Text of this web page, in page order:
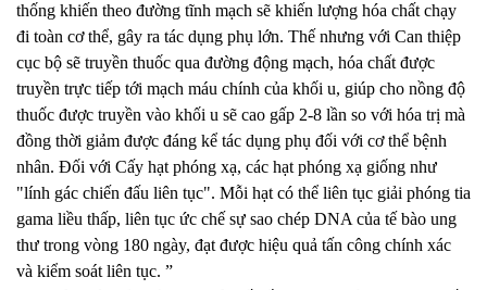
thống khiến theo đường tĩnh mạch sẽ khiến lượng hóa chất chạy
đi toàn cơ thể, gây ra tác dụng phụ lớn. Thế nhưng với Can thiệp
cục bộ sẽ truyền thuốc qua đường động mạch, hóa chất được
truyền trực tiếp tới mạch máu chính của khối u, giúp cho nồng độ
thuốc được truyền vào khối u sẽ cao gấp 2-8 lần so với hóa trị mà
đồng thời giảm được đáng kể tác dụng phụ đối với cơ thể bệnh
nhân. Đối với Cấy hạt phóng xạ, các hạt phóng xạ giống như
"lính gác chiến đấu liên tục". Mỗi hạt có thể liên tục giải phóng tia
gama liều thấp, liên tục ức chế sự sao chép DNA của tế bào ung
thư trong vòng 180 ngày, đạt được hiệu quả tấn công chính xác
và kiểm soát liên tục. ”